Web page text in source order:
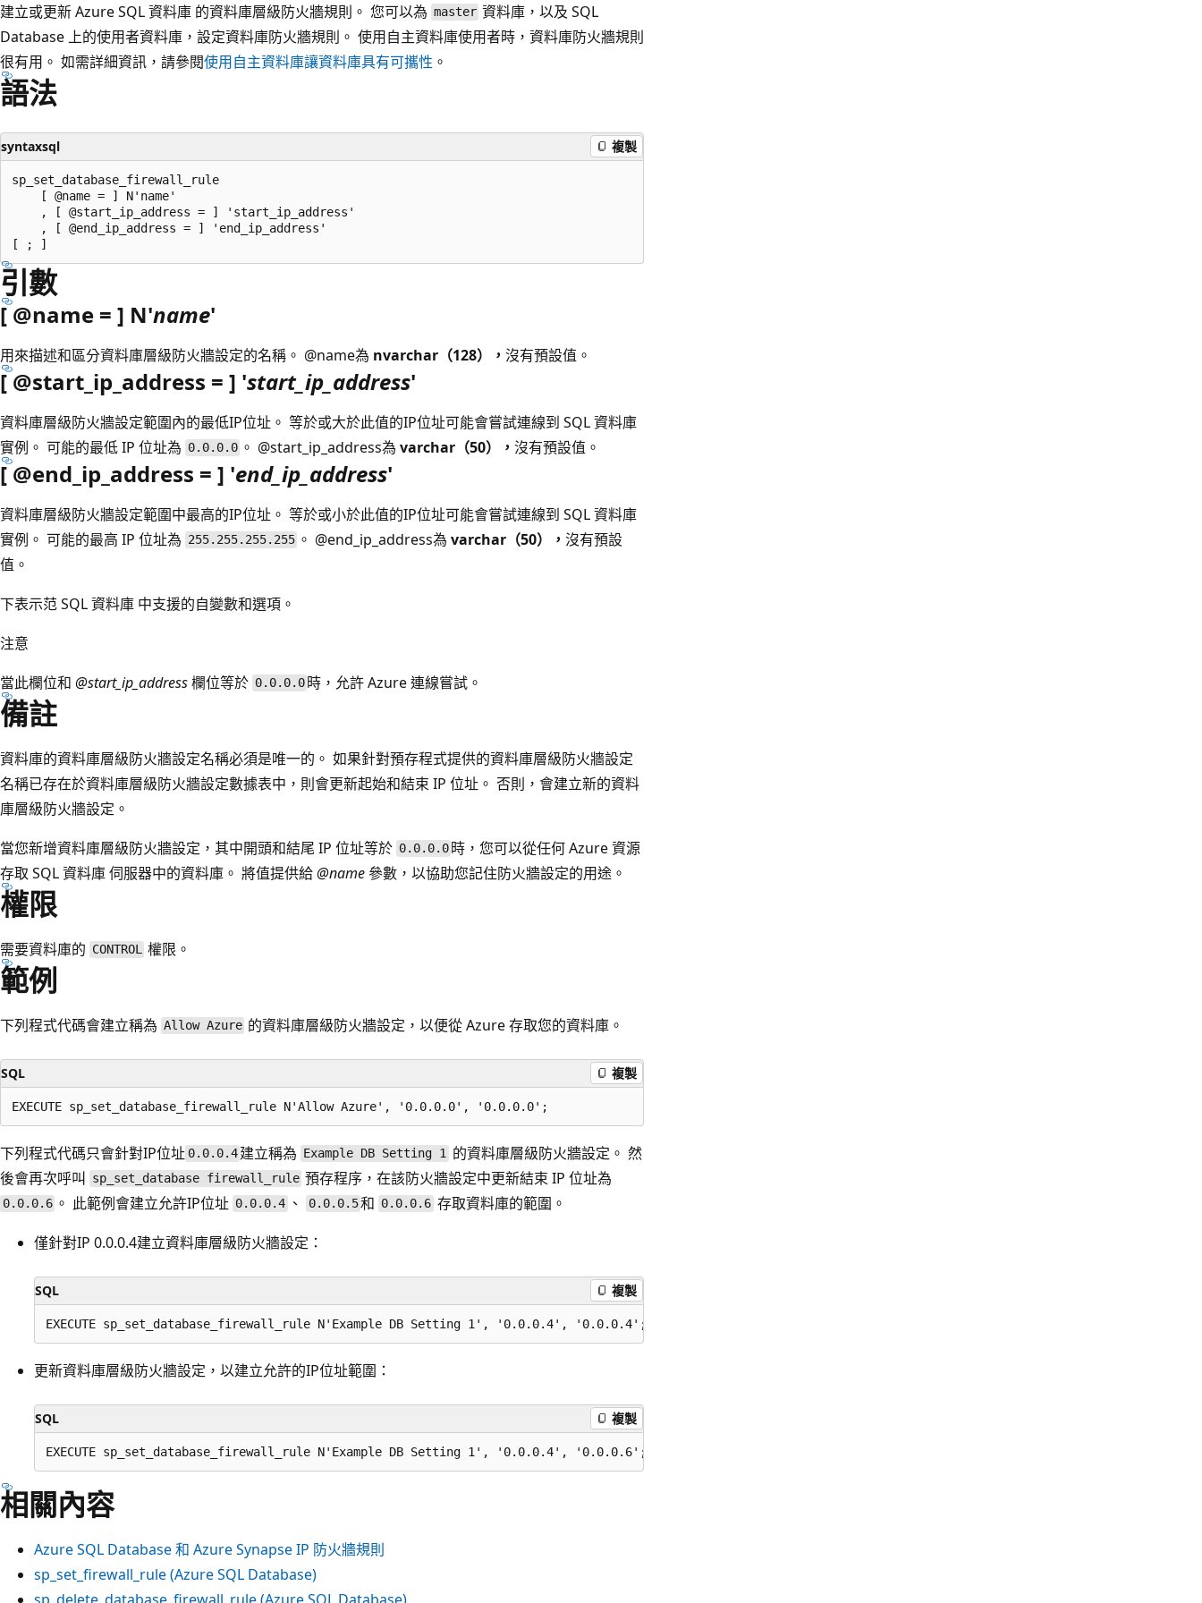
建立或更新 Azure SQL 資料庫 的資料庫層級防火牆規則。 您可以為 master 資料庫，以及 SQL
Database 上的使用者資料庫，設定資料庫防火牆規則。 使用自主資料庫使用者時，資料庫防火牆規則
很有用。 如需詳細資訊，請參閱使用自主資料庫讓資料庫具有可攜性 。
語法
syntaxsql 複製
sp_set_database_firewall_rule
    [ @name = ] N'name'
    , [ @start_ip_address = ] 'start_ip_address'
    , [ @end_ip_address = ] 'end_ip_address'
引數
[ @name = ] N'name'
用來描述和區分資料庫層級防火牆設定的名稱。 @name為 nvarchar（128）， 沒有預設值。
[ @start_ip_address = ] 'start_ip_address'
資料庫層級防火牆設定範圍內的最低IP位址。 等於或大於此值的IP位址可能會嘗試連線到 SQL 資料庫
實例。 可能的最低 IP 位址為 0.0.0.0 。 @start_ip_address為varchar（50），沒有預設值。
[ @end_ip_address = ] 'end_ip_address'
資料庫層級防火牆設定範圍中最高的IP位址。 等於或小於此值的IP位址可能會嘗試連線到 SQL 資料庫
實例。 可能的最高 IP 位址為 255.255.255.255 。 @end_ip_address為varchar（50），沒有預設
值。
下表示范 SQL 資料庫 中支援的自變數和選項。
注意
當此欄位和 @start_ip_address欄位等於 0.0.0.0 時，允許 Azure 連線嘗試。
備註
資料庫的資料庫層級防火牆設定名稱必須是唯一的。 如果針對預存程式提供的資料庫層級防火牆設定
名稱已存在於資料庫層級防火牆設定數據表中，則會更新起始和結束 IP 位址。 否則，會建立新的資料
庫層級防火牆設定。
當您新增資料庫層級防火牆設定，其中開頭和結尾 IP 位址等於 0.0.0.0 時，您可以從任何 Azure 資源
存取 SQL 資料庫 伺服器中的資料庫。 將值提供給@name參數，以協助您記住防火牆設定的用途。
權限
需要資料庫的 CONTROL 權限。
範例
下列程式代碼會建立稱為 Allow Azure 的資料庫層級防火牆設定，以便從 Azure 存取您的資料庫。
SQL 複製
下列程式代碼只會針對IP位址 0.0.0.4 建立稱為 Example DB Setting 1 的資料庫層級防火牆設定。 然
後會再次呼叫 sp_set_database firewall_rule 預存程序，在該防火牆設定中更新結束 IP 位址為
0.0.0.6 。 此範例會建立允許IP位址 0.0.0.4 、 0.0.0.5和 0.0.0.6 存取資料庫的範圍。
僅針對IP 0.0.0.4建立資料庫層級防火牆設定：
SQL 複製
更新資料庫層級防火牆設定，以建立允許的IP位址範圍：
SQL 複製
相關內容
Azure SQL Database 和 Azure Synapse IP 防火牆規則
sp_set_firewall_rule (Azure SQL Database)
sp_delete_database_firewall_rule (Azure SQL Database)